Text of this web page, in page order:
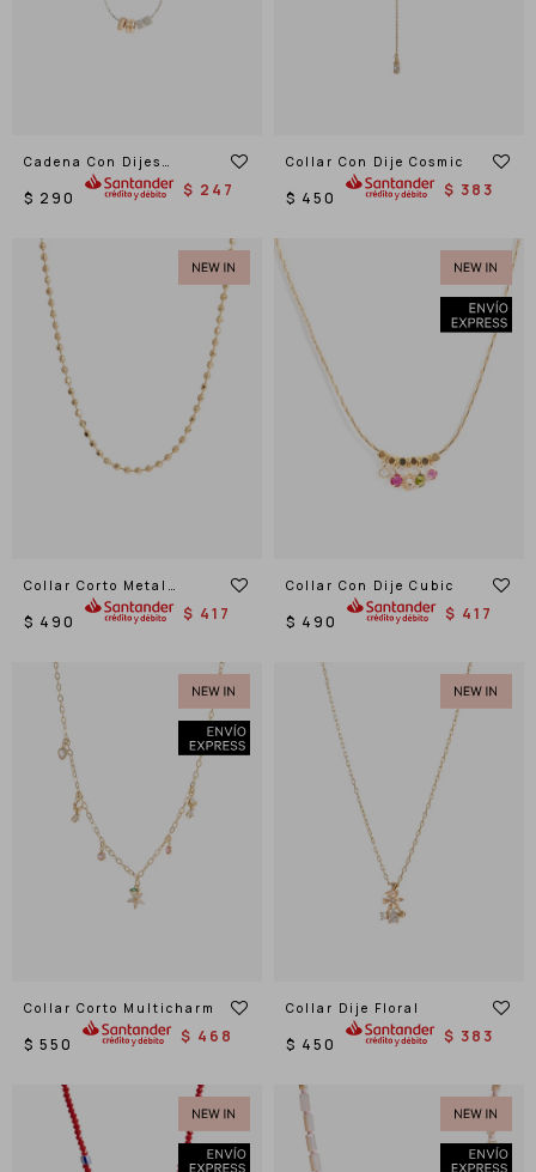
Cadena Con Dijes
Rueditas
$ 290 $ 247
Collar Con Dije Cosmic
$ 450 $ 383
Collar Corto Metal
Delicado
$ 490 $ 417
Collar Con Dije Cubic
$ 490 $ 417
Collar Corto Multicharm
$ 550 $ 468
Collar Dije Floral
$ 450 $ 383